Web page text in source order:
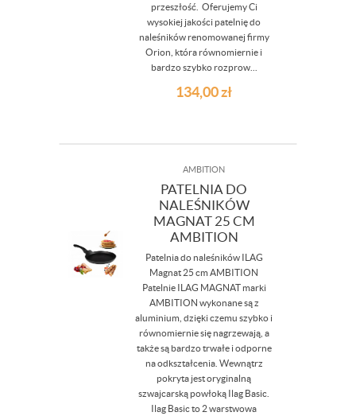
przeszłość. Oferujemy Ci
wysokiej jakości patelnię do
naleśników renomowanej firmy
Orion, która równomiernie i
bardzo szybko rozprow...
134,00zł
AMBITION
PATELNIA DO
NALEŚNIKÓW
MAGNAT 25 CM
AMBITION
Patelnia do naleśników ILAG
Magnat 25 cm AMBITION
Patelnie ILAG MAGNAT marki
AMBITION wykonane są z
aluminium, dzięki czemu szybko i
równomiernie się nagrzewają, a
także są bardzo trwałe i odporne
na odkształcenia. Wewnątrz
pokryta jest oryginalną
szwajcarską powłoką Ilag Basic.
Ilag Basic to 2 warstwowa